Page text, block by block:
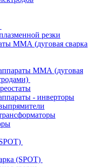
резки
ММА (дуговая сварка
ММА (дуговая
- инверторы
(SPOT)